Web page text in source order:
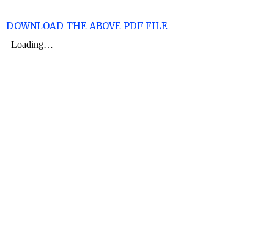
DOWNLOAD THE ABOVE PDF FILE